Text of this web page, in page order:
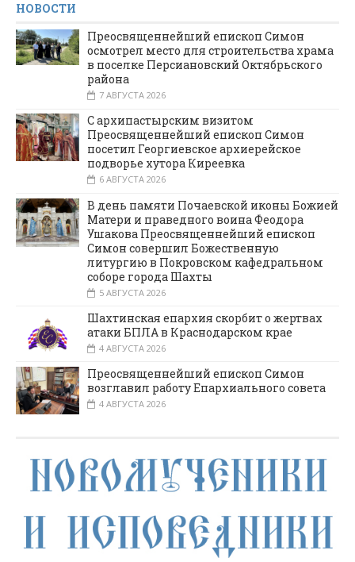
НОВОСТИ
Преосвященнейший епископ Симон
осмотрел место для строительства храма
в поселке Персиановский Октябрьского
района
7 АВГУСТА 2026
С архипастырским визитом
Преосвященнейший епископ Симон
посетил Георгиевское архиерейское
подворье хутора Киреевка
6 АВГУСТА 2026
В день памяти Почаевской иконы Божией
Матери и праведного воина Феодора
Ушакова Преосвященнейший епископ
Симон совершил Божественную
литургию в Покровском кафедральном
соборе города Шахты
5 АВГУСТА 2026
Шахтинская епархия скорбит о жертвах
атаки БПЛА в Краснодарском крае
4 АВГУСТА 2026
Преосвященнейший епископ Симон
возглавил работу Епархиального совета
4 АВГУСТА 2026